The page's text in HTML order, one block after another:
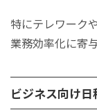
日程調整ツ
スケジュー
参加人数が
いつでもど
特にテレワーク
業務効率化に寄
ビジネス向け